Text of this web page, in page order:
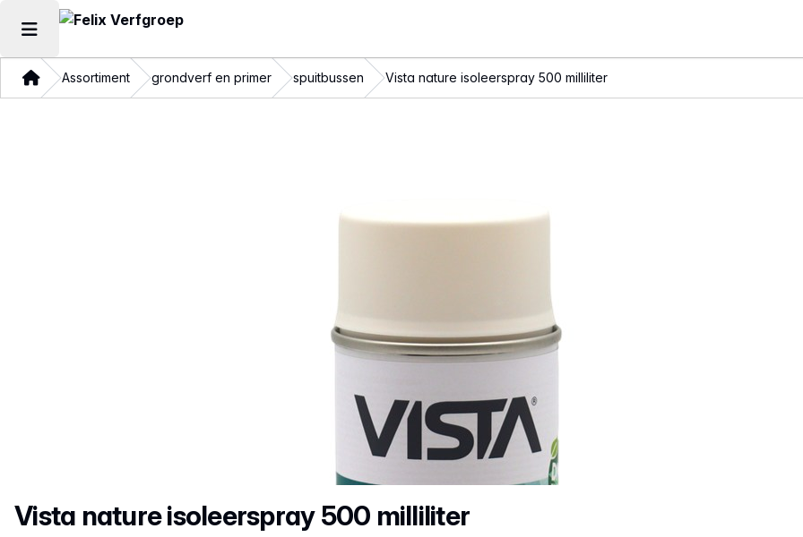
Hoofdmenu openen
ThuisAssortiment grondverf en primer spuitbussen Vista nature isoleerspray 500 milliliter
Productnaam
Vista nature isoleerspray 500 milliliter